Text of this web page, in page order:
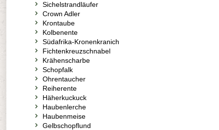
Sichelstrandläufer
Crown Adler
Krontaube
Kolbenente
Südafrika-Kronenkranich
Fichtenkreuzschnabel
Krähenscharbe
Schopfalk
Ohrentaucher
Reiherente
Häherkuckuck
Haubenlerche
Haubenmeise
Gelbschopflund